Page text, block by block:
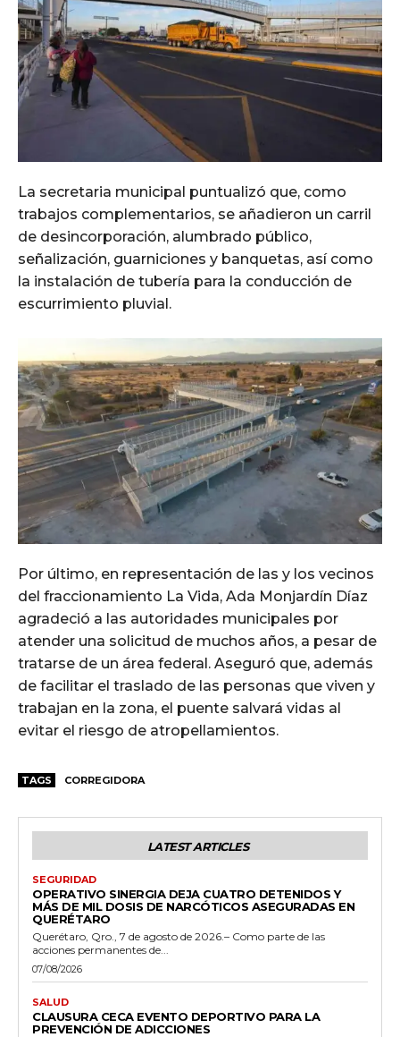
La secretaria municipal puntualizó que, como
trabajos complementarios, se añadieron un carril
de desincorporación, alumbrado público,
señalización, guarniciones y banquetas, así como
la instalación de tubería para la conducción de
escurrimiento pluvial.
Por último, en representación de las y los vecinos
del fraccionamiento La Vida, Ada Monjardín Díaz
agradeció a las autoridades municipales por
atender una solicitud de muchos años, a pesar de
tratarse de un área federal. Aseguró que, además
de facilitar el traslado de las personas que viven y
trabajan en la zona, el puente salvará vidas al
evitar el riesgo de atropellamientos.
TAGS CORREGIDORA
LATEST ARTICLES
SEGURIDAD
OPERATIVO SINERGIA DEJA CUATRO DETENIDOS Y
MÁS DE MIL DOSIS DE NARCÓTICOS ASEGURADAS EN
QUERÉTARO
Querétaro, Qro., 7 de agosto de 2026.– Como parte de las
acciones permanentes de...
07/08/2026
SALUD
CLAUSURA CECA EVENTO DEPORTIVO PARA LA
PREVENCIÓN DE ADICCIONES